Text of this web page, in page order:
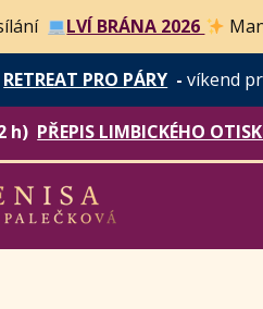
LVÍ BRÁNA 2026
RETREAT PRO PÁRY -víkend
h) PŘEPIS LIMBICKÉHO